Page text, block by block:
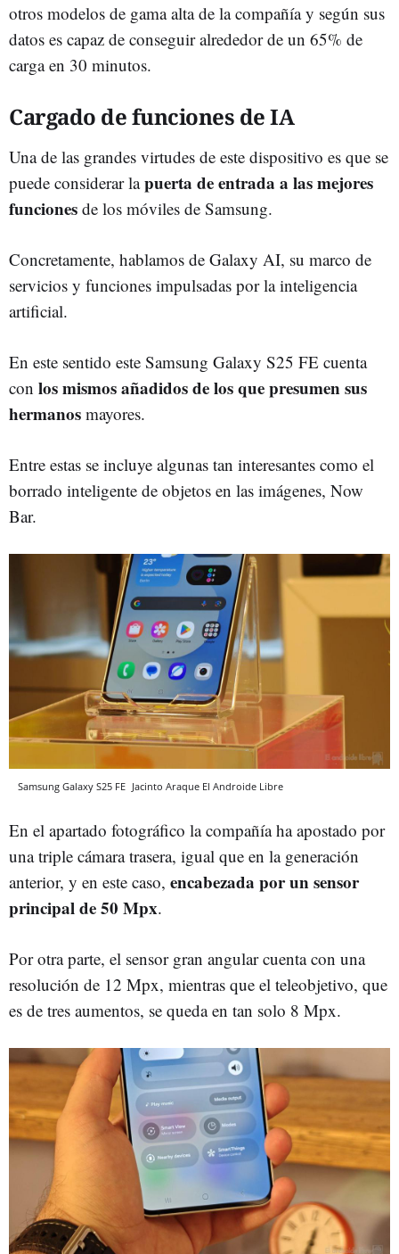
otros modelos de gama alta de la compañía y según sus
datos es capaz de conseguir alrededor de un 65% de
carga en 30 minutos.
Cargado de funciones de IA
Una de las grandes virtudes de este dispositivo es que se
puede considerar lapuerta de entrada a las mejores
funciones de los móviles de Samsung.
Concretamente, hablamos de Galaxy AI, su marco de
servicios y funciones impulsadas por la inteligencia
artificial.
En este sentido este Samsung Galaxy S25 FE cuenta
con los mismos añadidos de los que presumen sus
hermanos mayores.
Entre estas se incluye algunas tan interesantes como el
borrado inteligente de objetos en las imágenes, Now
Bar.
Samsung Galaxy S25 FE Jacinto Araque El Androide Libre
En el apartado fotográfico la compañía ha apostado por
una triple cámara trasera, igual que en la generación
anterior, y en este caso, encabezada por un sensor
principal de 50 Mpx.
Por otra parte, el sensor gran angular cuenta con una
resolución de 12 Mpx, mientras que el teleobjetivo, que
es de tres aumentos, se queda en tan solo 8 Mpx.